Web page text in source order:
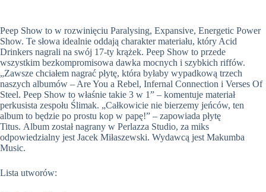
Peep Show to w rozwinięciu Paralysing, Expansive, Energetic Power
Show. Te słowa idealnie oddają charakter materiału, który Acid
Drinkers nagrali na swój 17-ty krążek. Peep Show to przede
wszystkim bezkompromisowa dawka mocnych i szybkich riffów.
„Zawsze chciałem nagrać płytę, która byłaby wypadkową trzech
naszych albumów – Are You a Rebel, Infernal Connection i Verses Of
Steel. Peep Show to właśnie takie 3 w 1” – komentuje materiał
perkusista zespołu Ślimak. „Całkowicie nie bierzemy jeńców, ten
album to będzie po prostu kop w papę!” – zapowiada płytę
Titus. Album został nagrany w Perlazza Studio, za miks
odpowiedzialny jest Jacek Miłaszewski. Wydawcą jest Makumba
Music.
Lista utworów: